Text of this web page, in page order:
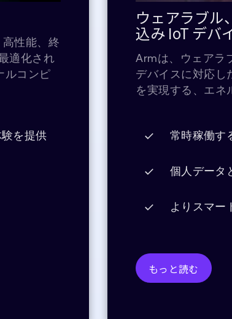
性能、終
適化され
ルコンピ
を提供
ウェアラブル
込み IoT デバ
Armは、ウェアラ
デバイスに対応し
を実現する、エネ
常時稼働す
個人データ
よりスマー
もっと読む